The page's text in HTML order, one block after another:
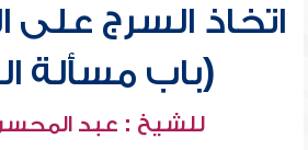
اتخاذ السرج على
(باب مسألة
للشيخ : عبد